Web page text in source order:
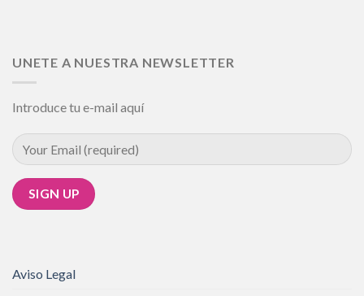
UNETE A NUESTRA NEWSLETTER
Introduce tu e-mail aquí
Aviso Legal